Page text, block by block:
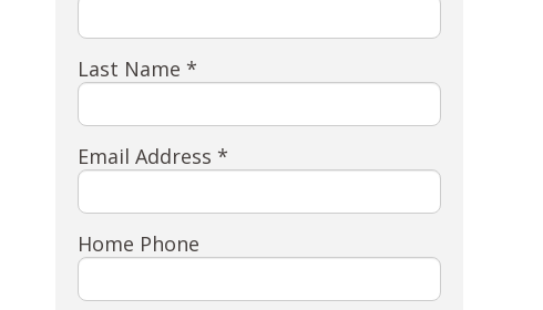
Last Name *
Email Address *
Home Phone